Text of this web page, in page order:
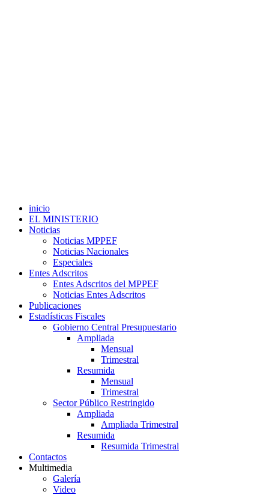
inicio
EL MINISTERIO
Noticias
Noticias MPPEF
Noticias Nacionales
Especiales
Entes Adscritos
Entes Adscritos del MPPEF
Noticias Entes Adscritos
Publicaciones
Estadísticas Fiscales
Gobierno Central Presupuestario
Ampliada
Mensual
Trimestral
Resumida
Mensual
Trimestral
Sector Público Restringido
Ampliada
Ampliada Trimestral
Resumida
Resumida Trimestral
Contactos
Multimedia
Galería
Video